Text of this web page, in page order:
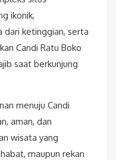
ikonik,
dari ketinggian, serta
Candi Ratu Boko
saat berkunjung
menuju Candi
aman, dan
wisata yang
maupun rekan